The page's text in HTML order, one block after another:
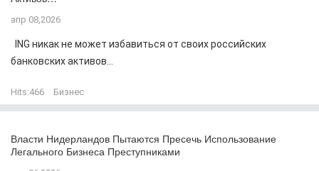
апр 08,2026
ING никак не может избавиться от своих российских
банковских активов...
Hits:466 Бизнес
Власти Нидерландов Пытаются Пресечь Использование
Легального Бизнеса Преступниками